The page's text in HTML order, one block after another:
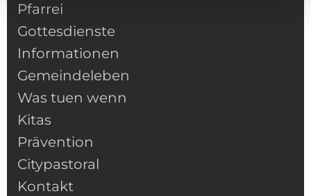
Pfarrei
Gottesdienste
Informationen
Gemeindeleben
Was tuen wenn
Kitas
Prävention
Citypastoral
Kontakt